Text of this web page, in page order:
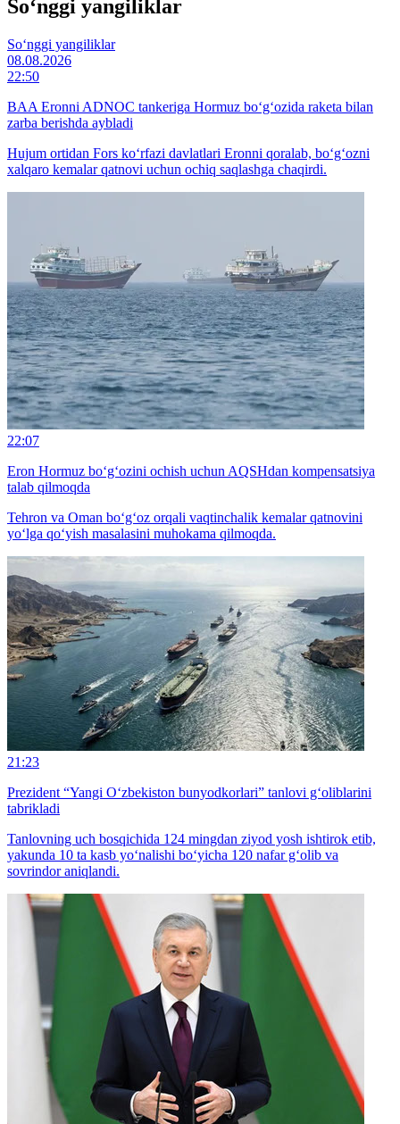
So‘nggi yangiliklar
So‘nggi yangiliklar
08.08.2026
22:50
BAA Eronni ADNOC tankeriga Hormuz bo‘g‘ozida raketa bilan
zarba berishda aybladi
Hujum ortidan Fors ko‘rfazi davlatlari Eronni qoralab, bo‘g‘ozni
xalqaro kemalar qatnovi uchun ochiq saqlashga chaqirdi.
22:07
Eron Hormuz bo‘g‘ozini ochish uchun AQSHdan kompensatsiya
talab qilmoqda
Tehron va Oman bo‘g‘oz orqali vaqtinchalik kemalar qatnovini
yo‘lga qo‘yish masalasini muhokama qilmoqda.
21:23
Prezident “Yangi O‘zbekiston bunyodkorlari” tanlovi g‘oliblarini
tabrikladi
Tanlovning uch bosqichida 124 mingdan ziyod yosh ishtirok etib,
yakunda 10 ta kasb yo‘nalishi bo‘yicha 120 nafar g‘olib va
sovrindor aniqlandi.